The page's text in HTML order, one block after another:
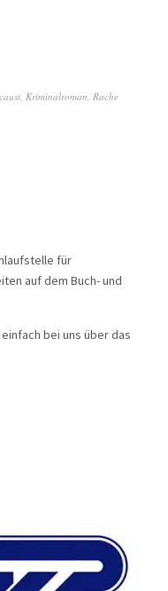
, Kriminalroman, Rache
für
auf dem Buch- und
bei uns über das